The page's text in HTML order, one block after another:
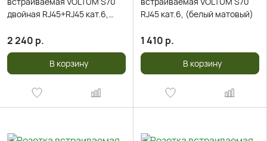
двойная RJ45+RJ45 кат.6,
2 240 р.
В корзину
RJ45 кат.6, (белый матовый)
1 410 р.
В корзину